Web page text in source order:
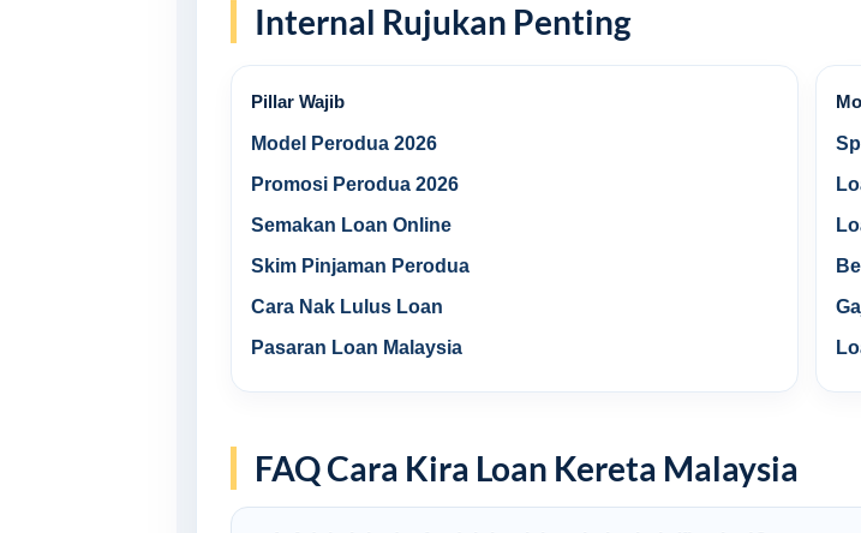
Internal Rujukan Penting
Pillar Wajib
Model Perodua 2026
Promosi Perodua 2026
Semakan Loan Online
Skim Pinjaman Perodua
Cara Nak Lulus Loan
Pasaran Loan Malaysia
FAQ Cara Kira Loan Kereta Malaysia